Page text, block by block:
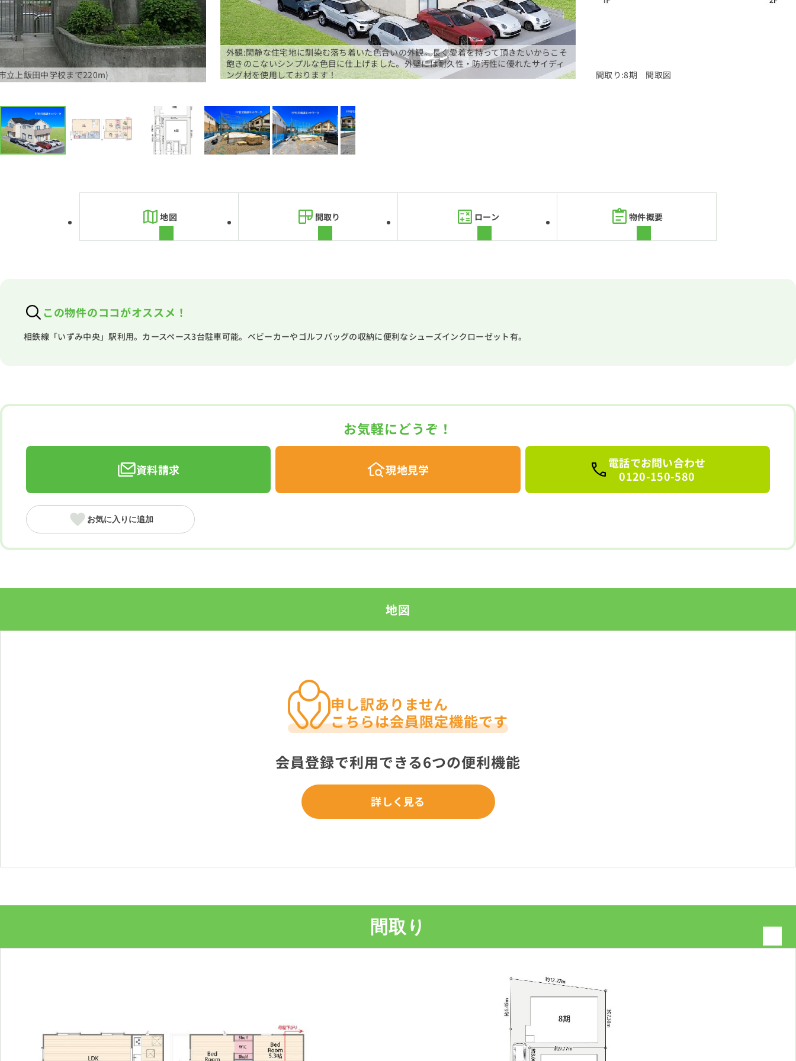
外観:閑静な住宅地に馴染む落ち着いた色合いの外観。長く愛着を持って頂きたいからこそ
飽きのこないシンプルな色目に仕上げました。外壁には耐久性・防汚性に優れたサイディ
ング材を使用しております！
間取り:8期 間取図
立上飯田中学校まで220m)
地図 間取り ローン 物件概要
この物件のココがオススメ！
相鉄線「いずみ中央」駅利用。カースペース3台駐車可能。ベビーカーやゴルフバッグの収納に便利なシューズインクローゼット有。
お気軽にどうぞ！
資料請求 現地見学
電話でお問い合わせ
0120-150-580
お気に入りに追加
地図
申し訳ありません
こちらは会員限定機能です
会員登録で利用できる6つの便利機能
詳しく見る
間取り